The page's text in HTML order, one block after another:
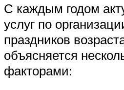
С каждым годом
услуг по
праздников
объясняется
факторами: